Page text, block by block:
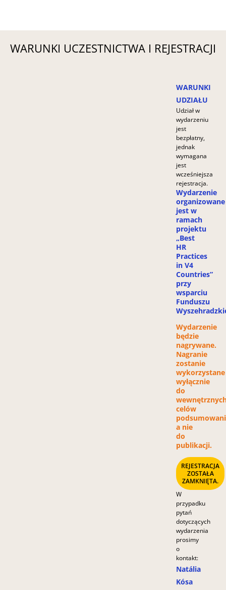
WARUNKI UCZESTNICTWA I REJESTRACJI
WARUNKI
UDZIAŁU
Udział w
wydarzeniu
jest
bezpłatny,
jednak
wymagana
jest
wcześniejsza
rejestracja.
Wydarzenie
organizowane
jest w
ramach
projektu
„Best
HR
Practices
in V4
Countries”
przy
wsparciu
Funduszu
Wydarzenie
będzie
nagrywane.
Nagranie
zostanie
wykorzystane
wyłącznie
do
celów
a nie
do
publikacji.
REJESTRACJA
ZOSTAŁA
ZAMKNIĘTA.
W
przypadku
pytań
dotyczących
wydarzenia
prosimy
o
kontakt:
Natália
Kósa